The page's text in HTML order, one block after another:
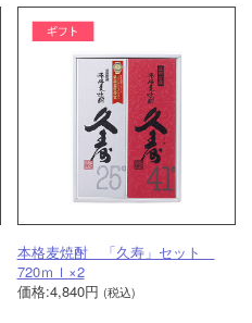
本格麦焼酎 「久寿」セット
720ｍｌ×2
価格:4,840円 (税込)